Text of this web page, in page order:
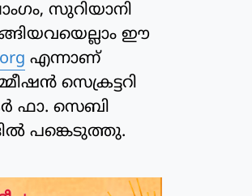
സുറിയാനി
ഈ
എന്നാണ്
സെക്രട്ടറി
ഫാ. സെബി
പങ്കെടുത്തു.